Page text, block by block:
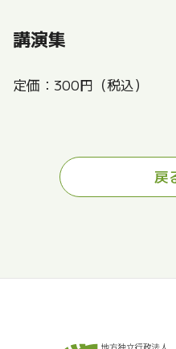
講演集
定価：300円（税込）
戻